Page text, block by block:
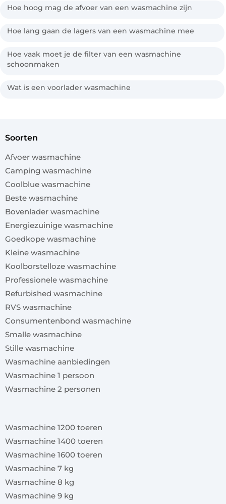
Hoe hoog mag de afvoer van een wasmachine zijn
Hoe lang gaan de lagers van een wasmachine mee
Hoe vaak moet je de filter van een wasmachine
schoonmaken
Wat is een voorlader wasmachine
soorten
Afvoer wasmachine
Camping wasmachine
Coolblue wasmachine
Beste wasmachine
Bovenlader wasmachine
Energiezuinige wasmachine
Goedkope wasmachine
Kleine wasmachine
Koolborstelloze wasmachine
Professionele wasmachine
Refurbished wasmachine
RVS wasmachine
Consumentenbond wasmachine
Smalle wasmachine
Stille wasmachine
Wasmachine aanbiedingen
Wasmachine 1 persoon
Wasmachine 2 personen
Wasmachine 1200 toeren
Wasmachine 1400 toeren
Wasmachine 1600 toeren
Wasmachine 7 kg
Wasmachine 8 kg
Wasmachine 9 kg